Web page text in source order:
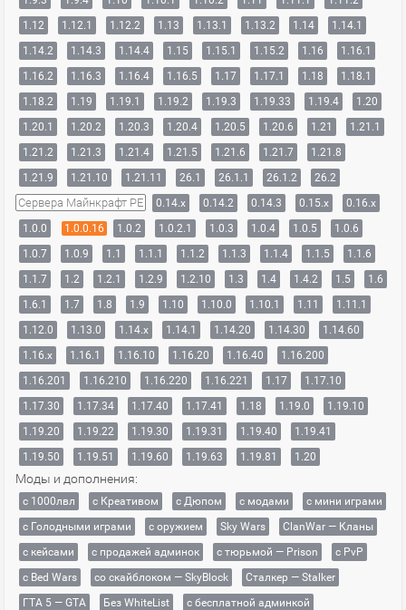
1.12
1.12.1 1.12.2 1.13 1.13.1 1.13.2 1.14
1.14.1
1.14.2
1.14.3 1.14.4 1.15 1.15.1 1.15.2 1.16
1.16.1
1.16.2
1.16.3 1.16.4 1.16.5 1.17 1.17.1 1.18
1.18.1
1.18.2
1.19 1.19.1 1.19.2 1.19.3 1.19.33 1.19.4
1.20
1.20.1
1.20.2 1.20.3 1.20.4 1.20.5 1.20.6 1.21
1.21.1
1.21.2
1.21.3 1.21.4 1.21.5 1.21.6 1.21.7
1.21.8
1.21.9
1.21.10 1.21.11 26.1 26.1.1 26.1.2 26.2
Сервера Майнкрафт PE 0.14.x 0.14.2 0.14.3 0.15.x
0.16.x
1.0.0
1.0.0.16 1.0.2 1.0.2.1 1.0.3 1.0.4 1.0.5
1.0.6
1.0.7
1.0.9 1.1 1.1.1 1.1.2 1.1.3 1.1.4 1.1.5
1.1.6
1.1.7
1.2 1.2.1 1.2.9 1.2.10 1.3 1.4 1.4.2 1.5
1.6
1.6.1
1.7 1.8 1.9 1.10 1.10.0 1.10.1 1.11
1.11.1
1.12.0
1.13.0 1.14.x 1.14.1 1.14.20 1.14.30
1.14.60
1.16.x
1.16.1 1.16.10 1.16.20 1.16.40
1.16.200
1.16.201
1.16.210 1.16.220 1.16.221 1.17
1.17.10
1.17.30
1.17.34 1.17.40 1.17.41 1.18 1.19.0
1.19.10
1.19.20
1.19.22 1.19.30 1.19.31 1.19.40
1.19.41
1.19.50
1.19.51 1.19.60 1.19.63 1.19.81 1.20
Моды и дополнения:
с 1000лвл c Креативом с Дюпом с модами
с мини играми
с Голодными играми
с оружием Sky Wars
ClanWar — Кланы
с кейсами
с продажей админок с тюрьмой — Prison
с PvP
с Bed Wars
со скайблоком — SkyBlock
Сталкер — Stalker
ГТА 5 — GTA
Без WhiteList
с бесплатной админкой